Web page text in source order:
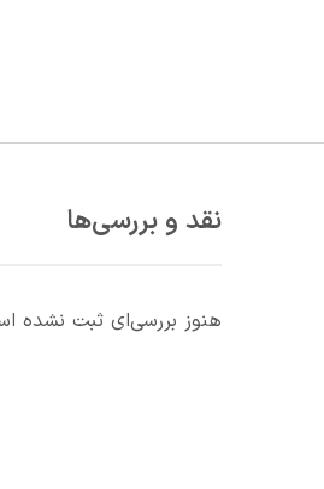
نقد و بررسی‌ها
هنوز بررسی‌ای ثبت نشده